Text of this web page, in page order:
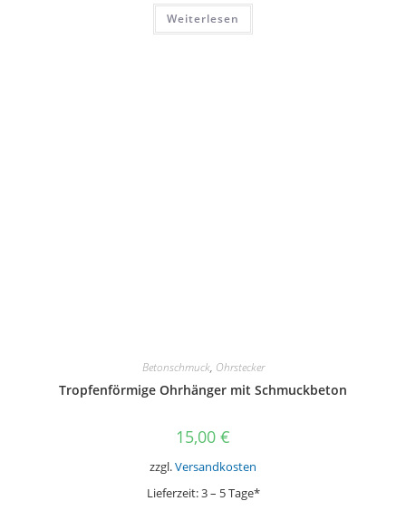
Weiterlesen
Betonschmuck, Ohrstecker
Tropfenförmige Ohrhänger mit Schmuckbeton
15,00 €
zzgl.Versandkosten
Lieferzeit:3 – 5 Tage*